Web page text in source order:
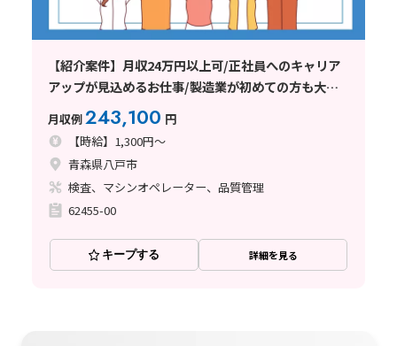
【紹介案件】月収24万円以上可/正社員へのキャリア
アップが見込めるお仕事/製造業が初めての方も大歓
月収例243,100 円
【時給】1,300円～
青森県八戸市
検査、マシンオペレーター、品質管理
62455-00
キープする 詳細を見る